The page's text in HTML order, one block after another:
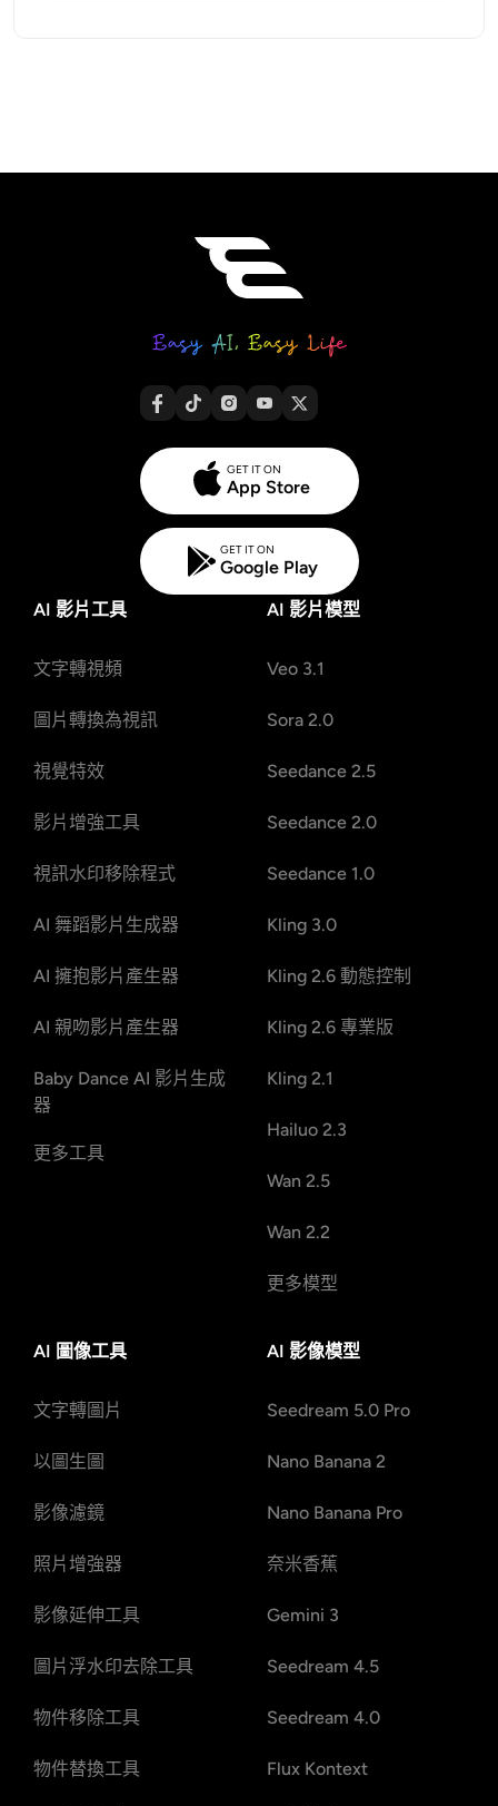
GET IT ON
App Store
GET IT ON
Google Play
AI 影片工具
文字轉視頻
圖片轉換為視訊
視覺特效
影片增強工具
視訊水印移除程式
AI 舞蹈影片生成器
AI 擁抱影片產生器
AI 親吻影片產生器
Baby Dance AI 影片生成
器
更多工具
AI 影片模型
Veo 3.1
Sora 2.0
Seedance 2.5
Seedance 2.0
Seedance 1.0
Kling 3.0
Kling 2.6 動態控制
Kling 2.6 專業版
Kling 2.1
Hailuo 2.3
Wan 2.5
Wan 2.2
更多模型
AI 圖像工具
文字轉圖片
以圖生圖
影像濾鏡
照片增強器
影像延伸工具
圖片浮水印去除工具
物件移除工具
物件替換工具
AI 影像模型
Seedream 5.0 Pro
Nano Banana 2
Nano Banana Pro
奈米香蕉
Gemini 3
Seedream 4.5
Seedream 4.0
Flux Kontext